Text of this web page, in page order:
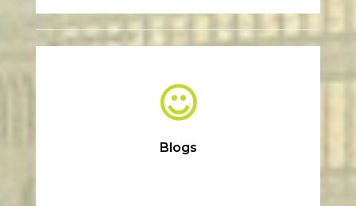
Blogs